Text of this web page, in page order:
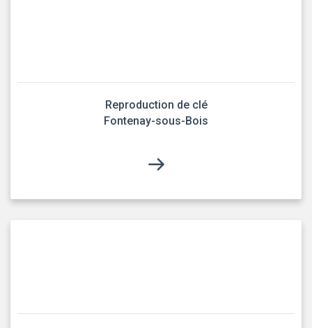
Reproduction de clé
Fontenay-sous-Bois